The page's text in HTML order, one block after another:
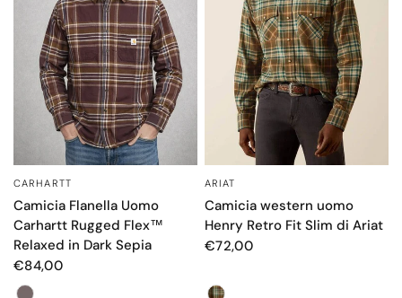
OCCHIATA VELOCE
CARHARTT
Camicia Flanella Uomo
Carhartt Rugged Flex™
Relaxed in Dark Sepia
€84,00
Color
ARIAT
Camicia western uomo
Henry Retro Fit Slim di Ariat
€72,00
Colore